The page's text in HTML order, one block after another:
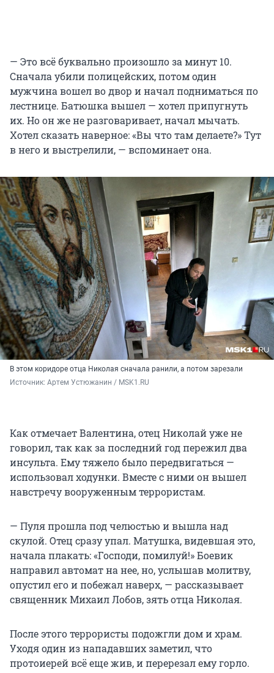
— Это всё буквально произошло за минут 10.
Сначала убили полицейских, потом один
мужчина вошел во двор и начал подниматься по
лестнице. Батюшка вышел — хотел припугнуть
их. Но он же не разговаривает, начал мычать.
Хотел сказать наверное: «Вы что там делаете?» Тут
в него и выстрелили, — вспоминает она.
В этом коридоре отца Николая сначала ранили, а потом зарезали
Источник: Артем Устюжанин / MSK1.RU
Как отмечает Валентина, отец Николай уже не
говорил, так как за последний год пережил два
инсульта. Ему тяжело было передвигаться —
использовал ходунки. Вместе с ними он вышел
навстречу вооруженным террористам.
— Пуля прошла под челюстью и вышла над
скулой. Отец сразу упал. Матушка, видевшая это,
начала плакать: «Господи, помилуй!» Боевик
направил автомат на нее, но, услышав молитву,
опустил его и побежал наверх, — рассказывает
священник Михаил Лобов, зять отца Николая.
После этого террористы подожгли дом и храм.
Уходя один из нападавших заметил, что
протоиерей всё еще жив, и перерезал ему горло.